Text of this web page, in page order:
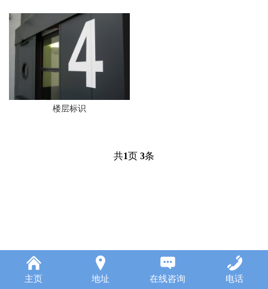
楼层标识
共1页 3条
主页 地址 在线咨询 电话